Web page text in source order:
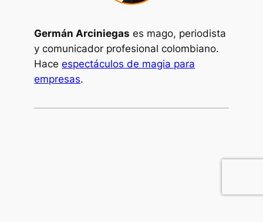
Germán Arciniegas es mago, periodista
y comunicador profesional colombiano.
Haceespectáculos de magia para
empresas.